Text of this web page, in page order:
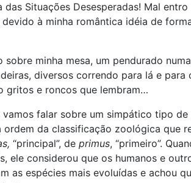
das Situações Desesperadas! Mal
à minha romântica idéia de
sobre minha mesa, um pendurado
diversos correndo para lá e para
gritos e roncos que lembram…
vamos falar sobre um simpático tipo
ordem da classificação zoológica que
“principal”, de primus, “primeiro”.
ele considerou que os humanos e
as espécies mais evoluídas e achou